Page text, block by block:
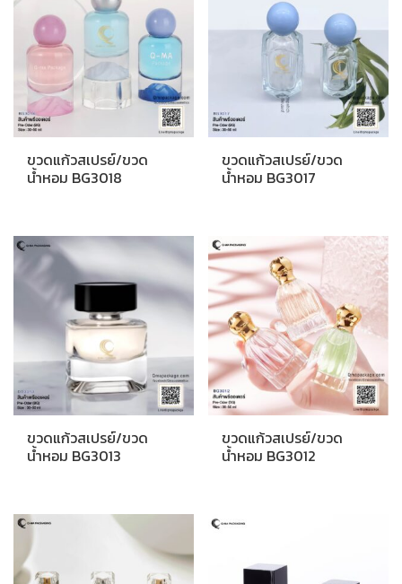
ขวดแก้วสเปรย์/ขวด
น้ำหอม BG3018
ขวดแก้วสเปรย์/ขวด
น้ำหอม BG3017
ขวดแก้วสเปรย์/ขวด
น้ำหอม BG3013
ขวดแก้วสเปรย์/ขวด
น้ำหอม BG3012